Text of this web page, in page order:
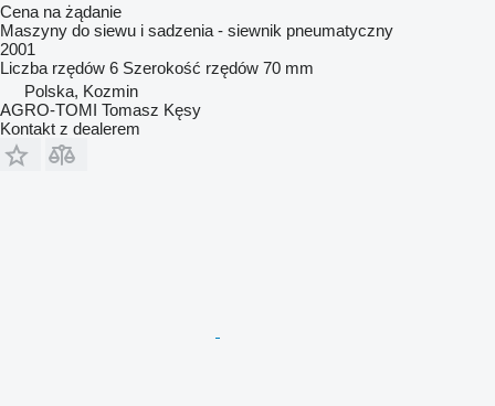
Cena na żądanie
Maszyny do siewu i sadzenia - siewnik pneumatyczny
2001
Liczba rzędów 6 Szerokość rzędów 70 mm
Polska, Kozmin
AGRO-TOMI Tomasz Kęsy
Kontakt z dealerem